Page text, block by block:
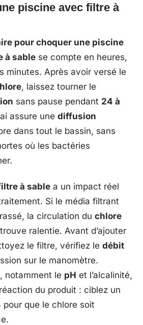
piscine avec filtre à
pour choquer une piscine
à sable se compte en heures,
minutes. Après avoir versé le
, laissez tourner le
sans pause pendant 24 à
assure une diffusion
dans tout le bassin, sans
où les bactéries
à sable a un impact réel
Si le média filtrant
la circulation du chlore
trouve ralentie. Avant d’ajouter
le filtre, vérifiez le débit
sur le manomètre.
notamment le pH et l’alcalinité,
du produit : ciblez un
pour que le chlore soit